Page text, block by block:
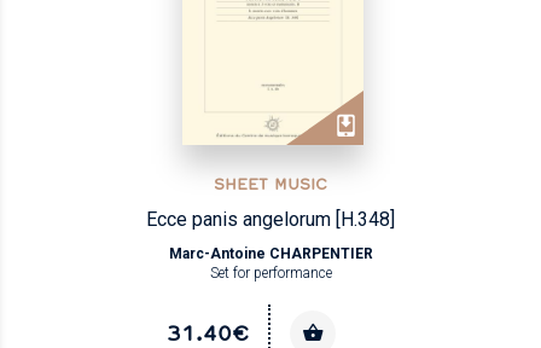
SHEET MUSIC
Ecce panis angelorum [H.348]
Marc-Antoine CHARPENTIER
Set for performance
31.40€